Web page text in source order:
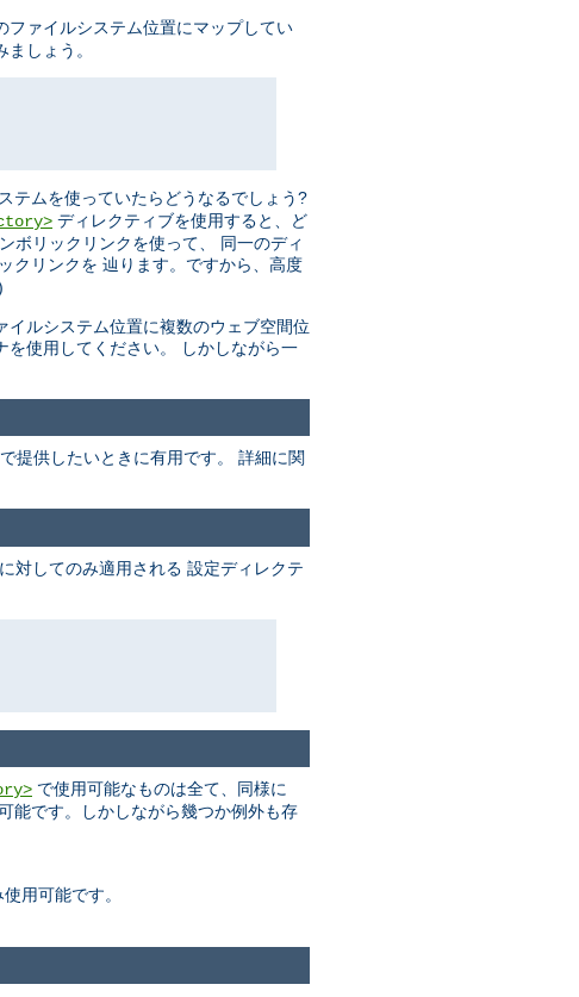
ファイルシステム位置にマップしてい
しょう。
テムを使っていたらどうなるでしょう?
ディレクティブを使用すると、ど
ボリックリンクを使って、 同一のディ
クリンクを 辿ります。ですから、高度
ルシステム位置に複数のウェブ空間位
使用してください。 しかしながら一
提供したいときに有用です。 詳細に関
対してのみ適用される 設定ディレクテ
で使用可能なものは全て、同様に
能です。しかしながら幾つか例外も存
用可能です。